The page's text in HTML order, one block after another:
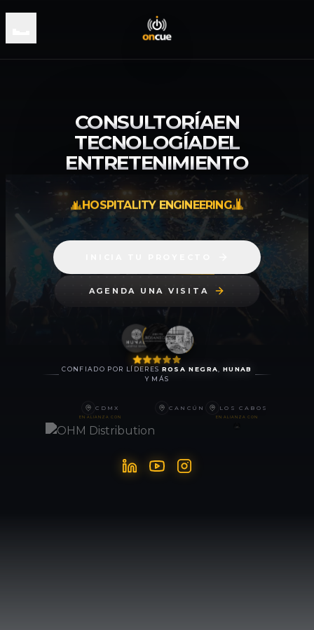
CONSULTORÍAEN
TECNOLOGÍADEL
ENTRETENIMIENTO
HOSPITALITY ENGINEERING
RESIDENTIAL ENGINEERING
AGENDA UNA VISITA
CONFIADO POR LÍDERES ROSA NEGRA
HUNAB
Y MÁS
CDMX
EN ALIANZA CON
CANCÚN LOS CABOS
EN ALIANZA CON